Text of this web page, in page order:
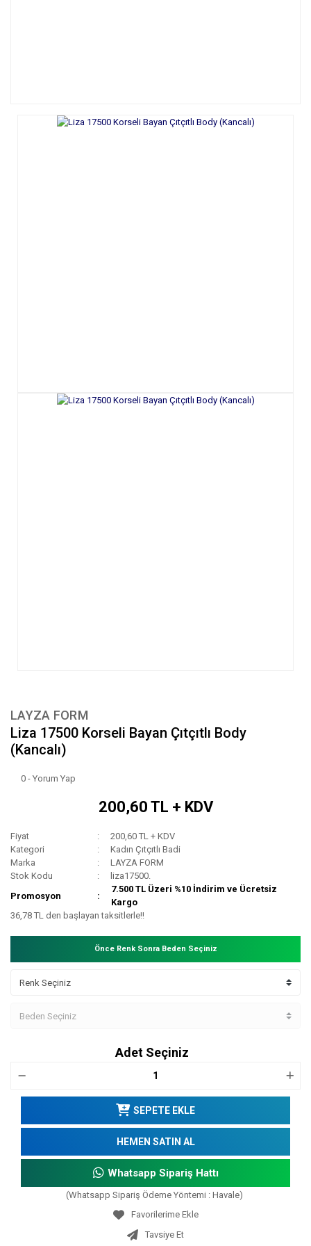
LAYZA FORM
Liza 17500 Korseli Bayan Çıtçıtlı Body
(Kancalı)
0 - Yorum Yap
200,60 TL + KDV
Fiyat
200,60 TL + KDV
Kategori
Kadın Çıtçıtlı Badi
Marka
LAYZA FORM
Stok Kodu
liza17500.
Promosyon
7.500 TL Üzeri %10 İndirim ve Ücretsiz
Kargo
36,78 TL den başlayan taksitlerle!!
Önce Renk Sonra Beden Seçiniz
Adet Seçiniz
SEPETE EKLE
HEMEN SATIN AL
Whatsapp Sipariş Hattı
(Whatsapp Sipariş Ödeme Yöntemi : Havale)
Tavsiye Et